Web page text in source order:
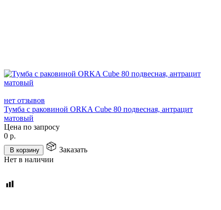
нет отзывов
Тумба с раковиной ORKA Cube 80 подвесная, антрацит
матовый
Цена по запросу
0 р.
В корзину
Заказать
Нет в наличии